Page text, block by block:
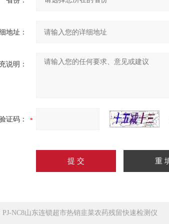
地址：
说明：
证码：
PJ-NC8山东连锁超市热销韭菜农药残留快速检测仪